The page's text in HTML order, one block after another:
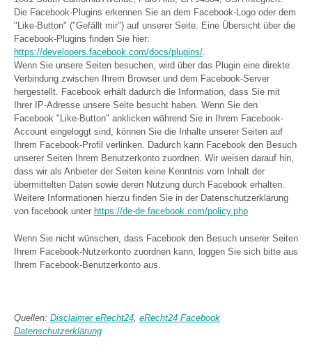
Die Facebook-Plugins erkennen Sie an dem Facebook-Logo oder dem
"Like-Button" ("Gefällt mir") auf unserer Seite. Eine Übersicht über die
Facebook-Plugins finden Sie hier:
https://developers.facebook.com/docs/plugins/.
Wenn Sie unsere Seiten besuchen, wird über das Plugin eine direkte
Verbindung zwischen Ihrem Browser und dem Facebook-Server
hergestellt. Facebook erhält dadurch die Information, dass Sie mit
Ihrer IP-Adresse unsere Seite besucht haben. Wenn Sie den
Facebook "Like-Button" anklicken während Sie in Ihrem Facebook-
Account eingeloggt sind, können Sie die Inhalte unserer Seiten auf
Ihrem Facebook-Profil verlinken. Dadurch kann Facebook den Besuch
unserer Seiten Ihrem Benutzerkonto zuordnen. Wir weisen darauf hin,
dass wir als Anbieter der Seiten keine Kenntnis vom Inhalt der
übermittelten Daten sowie deren Nutzung durch Facebook erhalten.
Weitere Informationen hierzu finden Sie in der Datenschutzerklärung
von facebook unter https://de-de.facebook.com/policy.php
Wenn Sie nicht wünschen, dass Facebook den Besuch unserer Seiten
Ihrem Facebook-Nutzerkonto zuordnen kann, loggen Sie sich bitte aus
Ihrem Facebook-Benutzerkonto aus.
Quellen: Disclaimer eRecht24, eRecht24 Facebook
Datenschutzerklärung